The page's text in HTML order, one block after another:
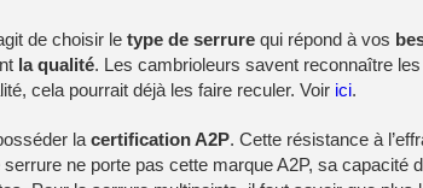
de choisir le type de serrure qui répond à vos
la qualité. Les cambrioleurs savent reconnaître
cela pourrait déjà les faire reculer. Voir ici.
la certification A2P. Cette résistance à
ne porte pas cette marque A2P, sa capacité